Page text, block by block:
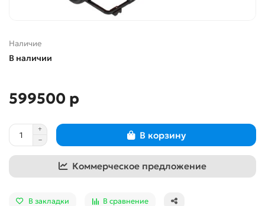
Наличие
В наличии
599500 р
В корзину
Коммерческое предложение
В закладки В сравнение